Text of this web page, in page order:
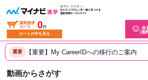
資料請求
カート
0件
カートの中を見る
会
（無
重要 【重要】My CareerIDへの移行のご案内
動画からさがす